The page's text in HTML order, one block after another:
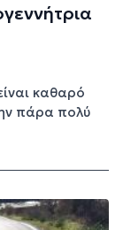
καθαρό
πάρα πολύ